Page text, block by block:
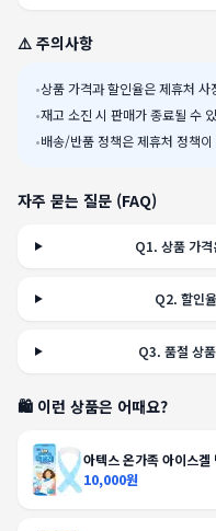
⚠️ 주의사항
•상품 가격과 할인율은 제휴처
•재고 소진 시 판매가 종료될 수
•배송/반품 정책은 제휴처 정책
자주 묻는 질문 (FAQ)
Q1.상품 가
Q2.할인
Q3. 품절 상
🛍️ 이런 상품은 어때요?
아텍스 온가족 아이스겔
10,000원